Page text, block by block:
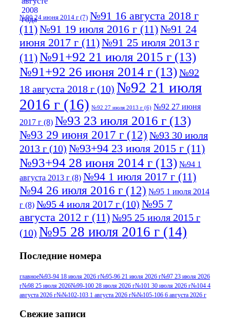
№90 24 июня 2014 г (7) №91 16 августа 2018 г
(11)№91 19 июля 2016 г (11)№91 24
июня 2017 г (11)№91 25 июля 2013 г
(11)№91+92 21 июля 2015 г (13)
№91+92 26 июня 2014 г (13)№92
18 августа 2018 г (10) №92 21 июля
2016 г (16) №92 27 июля 2013 г (6) №92 27 июня
2017 г (8) №93 23 июля 2016 г (13)
№93 29 июня 2017 г (12) №93 30 июля
2013 г (10) №93+94 23 июля 2015 г (11)
№93+94 28 июня 2014 г (13) №94 1
августа 2013 г (8) №94 1 июля 2017 г (11)
№94 26 июля 2016 г (12) №95 1 июля 2014
г (8) №95 4 июля 2017 г (10) №95 7
августа 2012 г (11)№95 25 июля 2015 г
(10) №95 28 июля 2016 г (14)
июля 2017 г(11)№96 9 августа 2012
г(13) №96 28 июля 2015 г(9) №96+97 3
июля 2014 г(10)№96+97 30 июля
июля 2017 г
Последние номера
главное№93-94 18 июля 2026 г№95-96 21 июля 2026 г№97 23 июля 2026
г№98 25 июля 2026№99-100 28 июля 2026 г№101 30 июля 2026 г№104 4
августа 2026 г№№102-103 1 августа 2026 г№№105-106 6 августа 2026 г
Свежие записи